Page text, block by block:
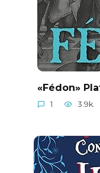
«Fédon»
1 3.9k.